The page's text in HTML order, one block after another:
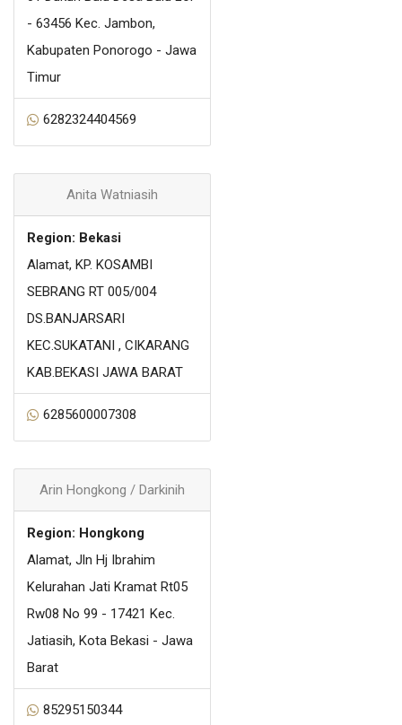
- 63456 Kec. Jambon,
Kabupaten Ponorogo - Jawa
Timur
6282324404569
Anita Watniasih
Region: Bekasi
Alamat, KP. KOSAMBI
SEBRANG RT 005/004
DS.BANJARSARI
KEC.SUKATANI , CIKARANG
KAB.BEKASI JAWA BARAT
6285600007308
Arin Hongkong / Darkinih
Region: Hongkong
Alamat, Jln Hj Ibrahim
Kelurahan Jati Kramat Rt05
Rw08 No 99 - 17421 Kec.
Jatiasih, Kota Bekasi - Jawa
Barat
85295150344